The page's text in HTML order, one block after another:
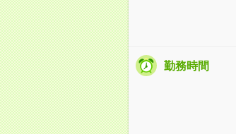
勤務時間